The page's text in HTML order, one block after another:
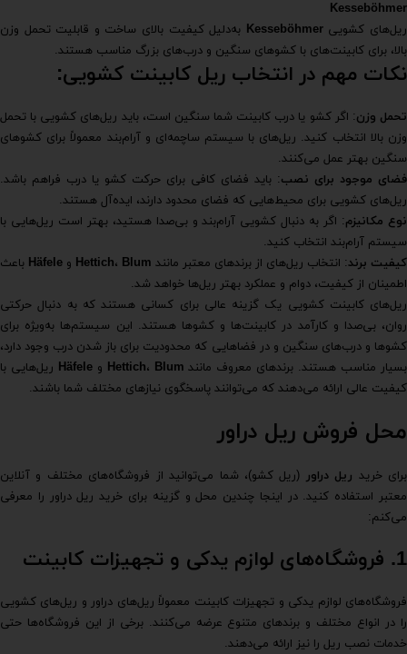
Kesseböhmer
ریل‌های کشوییKesseböhmer به‌دلیل کیفیت بالای ساخت و قابلیت تحمل وزن
بالا، برای کابینت‌های با کشوهای سنگین و درب‌های بزرگ مناسب هستند.
نکات مهم در انتخاب ریل کابینت کشویی:
تحمل وزن: اگر کشو یا درب کابینت شما سنگین است، باید ریل‌های کشویی با تحمل
وزن بالا انتخاب کنید. ریل‌های با سیستم ساچمه‌ای و آرام‌بند معمولاً برای کشوهای
سنگین بهتر عمل می‌کنند.
فضای موجود برای نصب: باید فضای کافی برای حرکت کشو یا درب فراهم باشد.
ریل‌های کشویی برای محیط‌هایی که فضای محدود دارند، ایده‌آل هستند.
نوع مکانیزم: اگر به دنبال کشویی آرام‌بند و بی‌صدا هستید، بهتر است ریل‌هایی با
سیستم آرام‌بند انتخاب کنید.
کیفیت برند: انتخاب ریل‌های از برندهای معتبر مانند Hettich، Blum و Häfele باعث
اطمینان از کیفیت، دوام و عملکرد بهتر ریل‌ها خواهد شد.
ریل‌های کابینت کشویی یک گزینه عالی برای کسانی هستند که به دنبال حرکتی
روان، بی‌صدا و کارآمد در کابینت‌ها و کشوها هستند. این سیستم‌ها به‌ویژه برای
کشوها و درب‌های سنگین و در فضاهایی که محدودیت برای باز شدن درب وجود دارد،
بسیار مناسب هستند. برندهای معروف مانند
Hettich، Blum وHäfele ریل‌هایی با
کیفیت عالی ارائه می‌دهند که می‌توانند پاسخگوی نیازهای مختلف شما باشند.
محل فروش ریل دراور
برای خرید ریل دراور (ریل کشو)، شما می‌توانید از فروشگاه‌های مختلف و آنلاین
معتبر استفاده کنید. در اینجا چندین محل و گزینه برای خرید ریل دراور را معرفی
می‌کنم:
1. فروشگاه‌های لوازم یدکی و تجهیزات کابینت
فروشگاه‌های لوازم یدکی و تجهیزات کابینت معمولاً ریل‌های دراور و ریل‌های کشویی
را در انواع مختلف و برندهای متنوع عرضه می‌کنند. برخی از این فروشگاه‌ها حتی
خدمات نصب ریل را نیز ارائه می‌دهند.